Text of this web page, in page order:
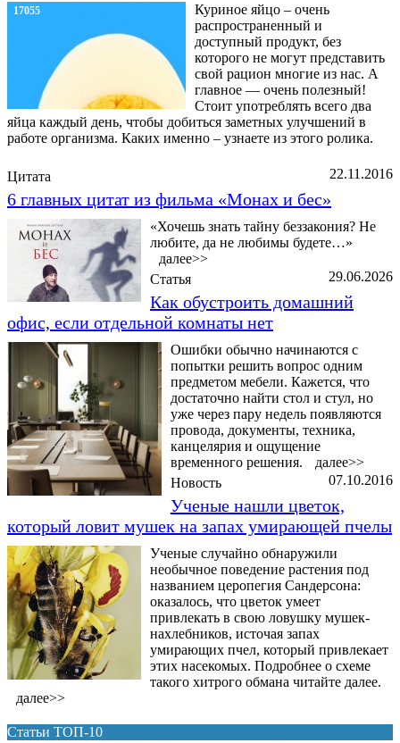
17055
Куриное яйцо – очень
распространенный и
доступный продукт, без
которого не могут представить
свой рацион многие из нас. А
главное — очень полезный!
Стоит употреблять всего два
яйца каждый день, чтобы добиться заметных улучшений в
работе организма. Каких именно – узнаете из этого ролика.
22.11.2016
Цитата
6 главных цитат из фильма «Монах и бес»
«Хочешь знать тайну беззакония? Не
любите, да не любимы будете…»
далее>>
29.06.2026
Статья
Как обустроить домашний
офис, если отдельной комнаты нет
Ошибки обычно начинаются с
попытки решить вопрос одним
предметом мебели. Кажется, что
достаточно найти стол и стул, но
уже через пару недель появляются
провода, документы, техника,
канцелярия и ощущение
временного решения.
далее>>
07.10.2016
Новость
Ученые нашли цветок,
который ловит мушек на запах умирающей пчелы
Ученые случайно обнаружили
необычное поведение растения под
названием церопегия Сандерсона:
оказалось, что цветок умеет
привлекать в свою ловушку мушек-
нахлебников, источая запах
умирающих пчел, который привлекает
этих насекомых. Подробнее о схеме
такого хитрого обмана читайте далее.
далее>>
Статьи ТОП-10